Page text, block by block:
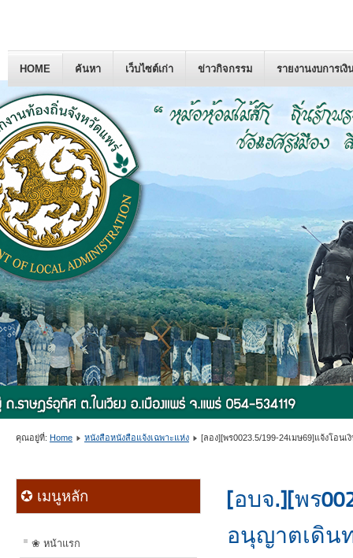
HOME ค้นหา เว็บไซต์เก่า ข่าวกิจกรรม รายงานงบการเงิ
คุณอยู่ที่: Home หนังสือหนังสือแจ้งเฉพาะแห่ง [ลอง][พร0023.5/199-24เมษ69]แจ้งโอนเ
✪ เมนูหลัก
❀ หน้าแรก
[อบจ.][พร
อนุญาตเดิน